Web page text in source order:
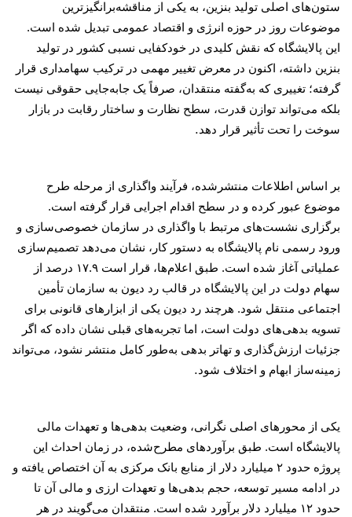
ستون‌های اصلی تولید بنزین، به یکی از مناقشه‌برانگیزترین
موضوعات روز در حوزه انرژی و اقتصاد عمومی تبدیل شده است.
این پالایشگاه که نقش کلیدی در خودکفایی نسبی کشور در تولید
بنزین داشته، اکنون در معرض تغییر مهمی در ترکیب سهامداری قرار
گرفته؛ تغییری که به‌گفته منتقدان، صرفاً یک جابه‌جایی حقوقی نیست
بلکه می‌تواند توازن قدرت، سطح نظارت و ساختار رقابت در بازار
سوخت را تحت تأثیر قرار دهد.
بر اساس اطلاعات منتشرشده، فرآیند واگذاری از مرحله طرح
موضوع عبور کرده و در سطح اقدام اجرایی قرار گرفته است.
برگزاری نشست‌های مرتبط با واگذاری در سازمان خصوصی‌سازی و
ورود رسمی نام پالایشگاه به دستور کار، نشان می‌دهد تصمیم‌سازی
عملیاتی آغاز شده است. طبق اعلام‌ها، قرار است ۱۷.۹ درصد از
سهام دولت در این پالایشگاه در قالب رد دیون به سازمان تأمین
اجتماعی منتقل شود. هرچند رد دیون یکی از ابزارهای قانونی برای
تسویه بدهی‌های دولت است، اما تجربه‌های قبلی نشان داده که اگر
جزئیات ارزش‌گذاری و تهاتر بدهی به‌طور کامل منتشر نشود، می‌تواند
زمینه‌ساز ابهام و اختلاف شود.
یکی از محورهای اصلی نگرانی، وضعیت بدهی‌ها و تعهدات مالی
پالایشگاه است. طبق برآوردهای مطرح‌شده، در زمان احداث این
پروژه حدود ۲ میلیارد دلار از منابع بانک مرکزی به آن اختصاص یافته و
در ادامه مسیر توسعه، حجم بدهی‌ها و تعهدات ارزی و مالی آن تا
حدود ۱۲ میلیارد دلار برآورد شده است. منتقدان می‌گویند در هر